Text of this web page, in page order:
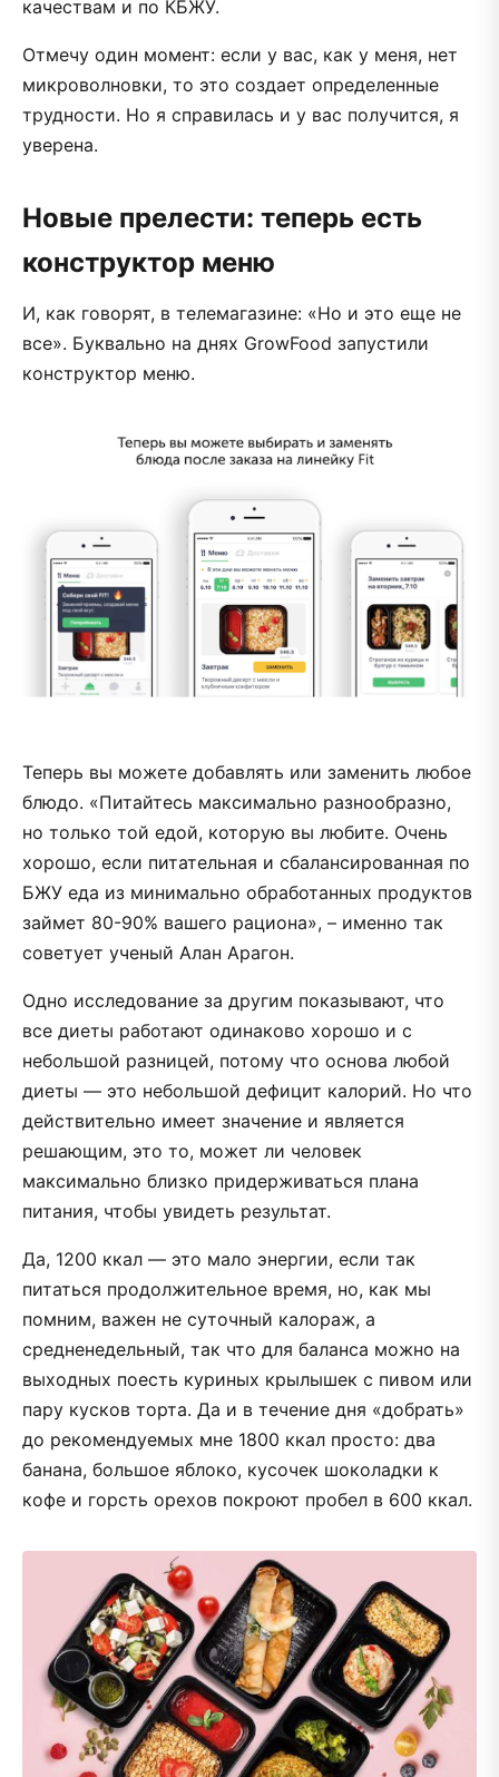
качествам и по КБЖУ.
Отмечу один момент: если у вас, как у меня, нет
микроволновки, то это создает определенные
трудности. Но я справилась и у вас получится, я
уверена.
Новые прелести: теперь есть
конструктор меню
И, как говорят, в телемагазине: «Но и это еще не
все». Буквально на днях GrowFood запустили
конструктор меню.
Теперь вы можете добавлять или заменить любое
блюдо. «Питайтесь максимально разнообразно,
но только той едой, которую вы любите. Очень
хорошо, если питательная и сбалансированная по
БЖУ еда из минимально обработанных продуктов
займет 80-90% вашего рациона», – именно так
советует ученый Алан Арагон.
Одно исследование за другим показывают, что
все диеты работают одинаково хорошо и с
небольшой разницей, потому что основа любой
диеты — это небольшой дефицит калорий. Но что
действительно имеет значение и является
решающим, это то, может ли человек
максимально близко придерживаться плана
питания, чтобы увидеть результат.
Да, 1200 ккал — это мало энергии, если так
питаться продолжительное время, но, как мы
помним, важен не суточный калораж, а
средненедельный, так что для баланса можно на
выходных поесть куриных крылышек с пивом или
пару кусков торта. Да и в течение дня «добрать»
до рекомендуемых мне 1800 ккал просто: два
банана, большое яблоко, кусочек шоколадки к
кофе и горсть орехов покроют пробел в 600 ккал.